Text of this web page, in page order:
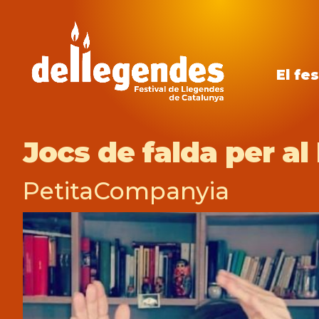
El
Jocs de falda per al
PetitaCompanyia